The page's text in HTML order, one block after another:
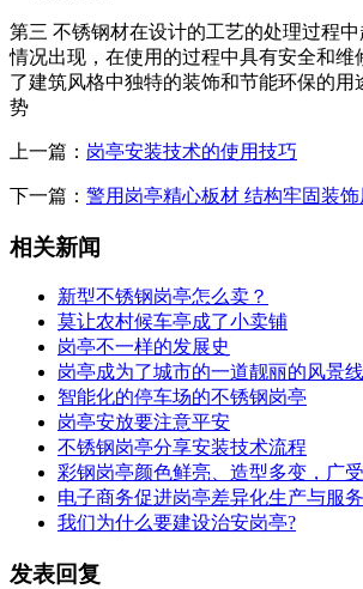
第三 不锈钢材在设计的工艺的处理过程
情况出现，在使用的过程中具有安全和维
了建筑风格中独特的装饰和节能环保的用
势
上一篇： 岗亭安装技术的使用技巧
下一篇： 警用岗亭精心板材 结构牢固装饰
相关新闻
新型不锈钢岗亭怎么卖？
莫让农村候车亭成了小卖铺
岗亭不一样的发展史
岗亭成为了城市的一道靓丽的风景线
智能化的停车场的不锈钢岗亭
岗亭安放要注意平安
不锈钢岗亭分享安装技术流程
彩钢岗亭颜色鲜亮、造型多变，广
电子商务促进岗亭差异化生产与服
我们为什么要建设治安岗亭?
发表回复